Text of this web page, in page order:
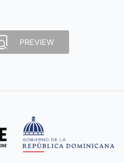
PREVIEW